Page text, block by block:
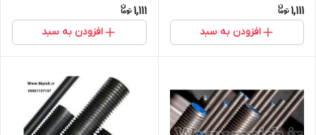
1,111
افزودن به سبد
1,111
افزودن به سبد